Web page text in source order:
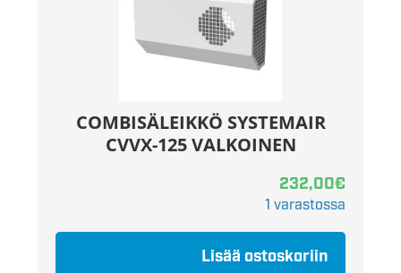
COMBISÄLEIKKÖ SYSTEMAIR
CVVX-125 VALKOINEN
232,00€
1 varastossa
Lisää ostoskoriin